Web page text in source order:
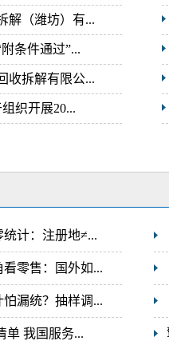
解（潍坊）有...
条件通过”...
收拆解有限公...
织开展20...
统计：注册地≠...
看零售：国外如...
怕漏统？抽样调...
单 我国服务...